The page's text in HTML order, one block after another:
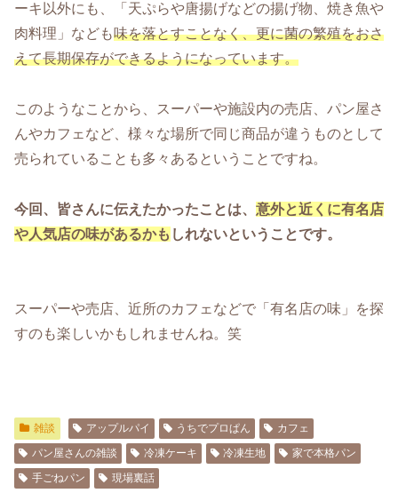
ーキ以外にも、「天ぷらや唐揚げなどの揚げ物、焼き魚や
肉料理」なども味を落とすことなく、更に菌の繁殖をおさ
えて長期保存ができるようになっています。
このようなことから、スーパーや施設内の売店、パン屋さ
んやカフェなど、様々な場所で同じ商品が違うものとして
売られていることも多々あるということですね。
今回、皆さんに伝えたかったことは、 意外と近くに有名店
や人気店の味があるかも しれないということです。
スーパーや売店、近所のカフェなどで「有名店の味」を探
すのも楽しいかもしれませんね。笑
雑談 アップルパイ うちでプロぱん
カフェ
パン屋さんの雑談
冷凍ケーキ 冷凍生地
家で本格パン
手ごねパン
現場裏話